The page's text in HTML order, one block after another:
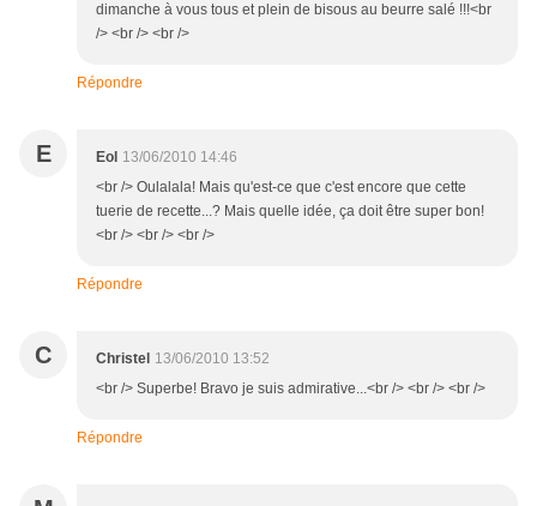
dimanche à vous tous et plein de bisous au beurre salé !!!<br
/> <br /> <br />
Répondre
E Eol 13/06/2010 14:46
<br /> Oulalala! Mais qu'est-ce que c'est encore que cette
tuerie de recette...? Mais quelle idée, ça doit être super bon!
<br /> <br /> <br />
Répondre
C Christel 13/06/2010 13:52
<br /> Superbe! Bravo je suis admirative...<br /> <br /> <br />
Répondre